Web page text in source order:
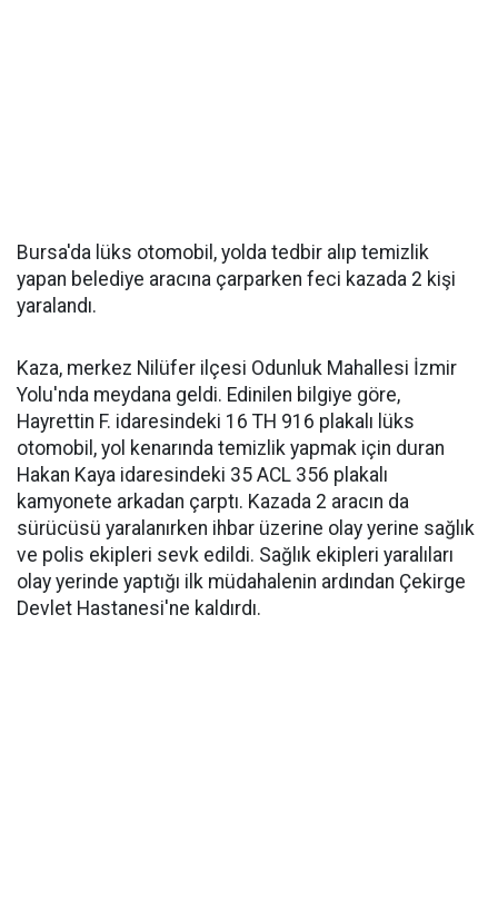
Bursa'da lüks otomobil, yolda tedbir alıp temizlik
yapan belediye aracına çarparken feci kazada 2 kişi
yaralandı.
Kaza, merkez Nilüfer ilçesi Odunluk Mahallesi İzmir
Yolu'nda meydana geldi. Edinilen bilgiye göre,
Hayrettin F. idaresindeki 16 TH 916 plakalı lüks
otomobil, yol kenarında temizlik yapmak için duran
Hakan Kaya idaresindeki 35 ACL 356 plakalı
kamyonete arkadan çarptı. Kazada 2 aracın da
sürücüsü yaralanırken ihbar üzerine olay yerine sağlık
ve polis ekipleri sevk edildi. Sağlık ekipleri yaralıları
olay yerinde yaptığı ilk müdahalenin ardından Çekirge
Devlet Hastanesi'ne kaldırdı.